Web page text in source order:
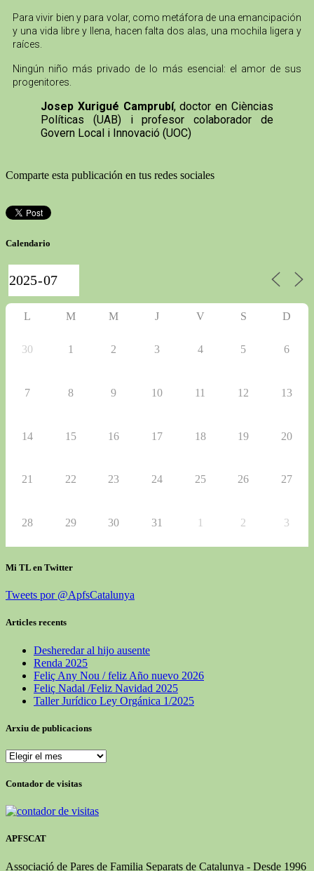
Para vivir bien y para volar, como metáfora de una emancipación
y una vida libre y llena, hacen falta dos alas, una mochila ligera y
raíces.
Ningún niño más privado de lo más esencial: el amor de sus
progenitores.
Josep Xurigué Camprubí, doctor en Cièncias
Políticas (UAB) i profesor colaborador de
Govern Local i Innovació (UOC)
Comparte esta publicación en tus redes sociales
Calendario
L M M J V S D
30 1 2 3 4 5 6
7 8 9 10 11 12 13
14 15 16 17 18 19 20
21 22 23 24 25 26 27
28 29 30 31 1 2 3
Mi TL en Twitter
Tweets por @ApfsCatalunya
Articles recents
Desheredar al hijo ausente
Renda 2025
Feliç Any Nou / feliz Año nuevo 2026
Feliç Nadal /Feliz Navidad 2025
Taller Jurídico Ley Orgánica 1/2025
Arxiu de publicacions
Contador de visitas
APFSCAT
Associació de Pares de Familia Separats de Catalunya - Desde 1996